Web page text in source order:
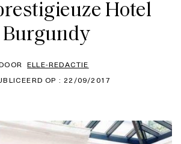
Hotel
Burgundy
ELLE-REDACTIE
OP : 22/09/2017